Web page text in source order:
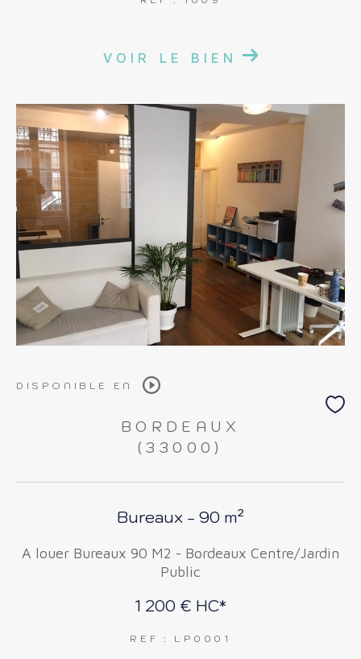
VOIR LE BIEN
DISPONIBLE EN
BORDEAUX
(33000)
Bureaux - 90 m²
A louer Bureaux 90 M2 - Bordeaux Centre/Jardin
Public
1 200 € HC*
REF : LP0001